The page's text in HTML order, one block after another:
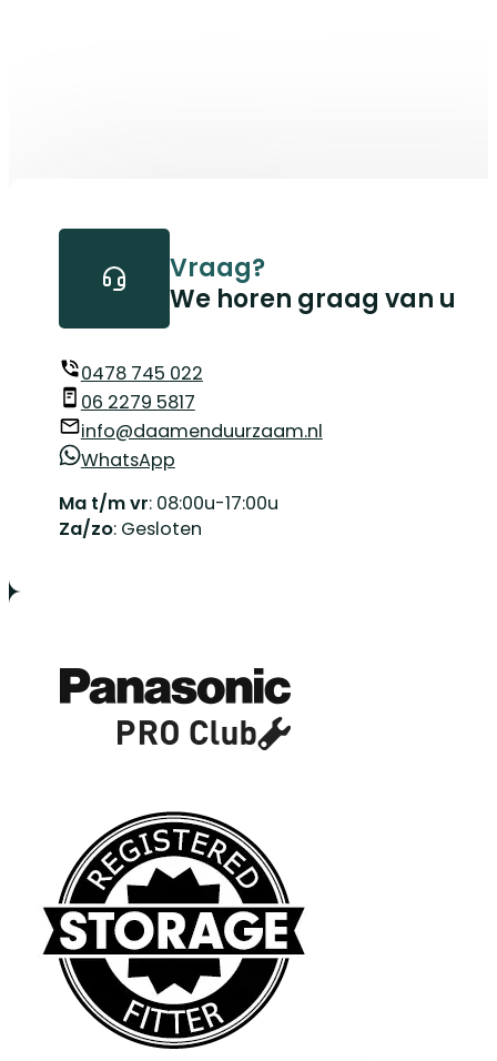
Vraag?
We horen graag van u
0478 745 022
06 2279 5817
info@daamenduurzaam.nl
WhatsApp
Ma t/m vr: 08:00u-17:00u
Za/zo: Gesloten